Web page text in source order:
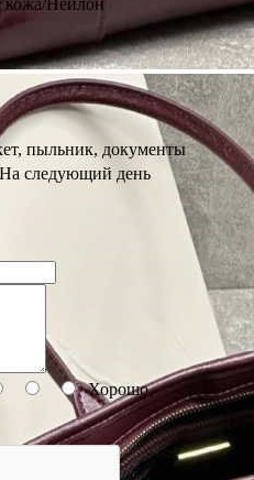
кожа/Нейлон
пыльник, документы
следующий день
Хорошо